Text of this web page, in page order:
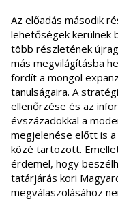
Az előadás második
lehetőségek kerülnek
több részletének
más megvilágításba
fordít a mongol
tanulságaira. A
ellenőrzése és az
évszázadokkal a
megjelenése előtt is
közé tartozott.
érdemel, hogy
tatárjárás kori
megválaszolásához